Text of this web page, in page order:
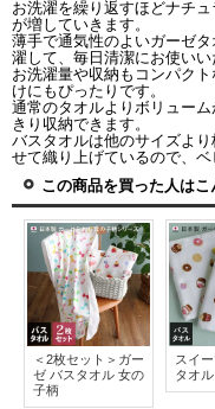
お洗濯を繰り返すほどナチ
が増していきます。
薄手で通気性のよいガーゼ
濯して、毎日清潔にお使いい
お洗濯量や収納もコンパク
けにもぴったりです。
通常のタオルよりボリュー
きり収納できます。
バスタオルは他のサイズよ
せて織り上げているので、
この商品を買った人は
＜2枚セット＞ガー
ゼ バスタオル 女の
子柄
スイ
タオ